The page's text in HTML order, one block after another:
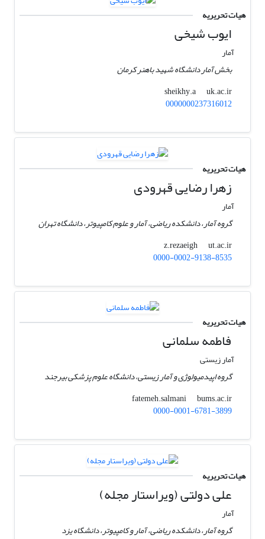
هیات تحریریه
ایوب شیخی
آمار
بخش آمار دانشگاه شهید باهنر کرمان
sheikhy.a
uk.ac.ir
0000000237316012
هیات تحریریه
زهرا رضایی قهرودی
آمار
گروه آمار، دانشکده ریاضی، آمار و علوم کامپیوتر، دانشگاه تهران
z.rezaeigh
ut.ac.ir
0000-0002-9138-8535
هیات تحریریه
فاطمه سلمانی
آمار زیستی
گروه اپیدمیولوژی و آمار زیستی، دانشگاه علوم پزشکی بیرجند
fatemeh.salmani
bums.ac.ir
0000-0001-6781-3899
هیات تحریریه
علی دولتی (ویراستار مجله)
آمار
گروه آمار، دانشکده ریاضی، آمار و کامپیوتر، دانشگاه یزد